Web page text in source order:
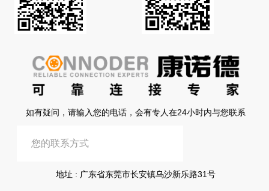
如有疑问，请输入您的电话，会有专人在24小时内与您联系
地址 : 广东省东莞市长安镇乌沙新乐路31号